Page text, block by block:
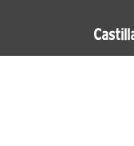
Pasar al contenido
Noticias